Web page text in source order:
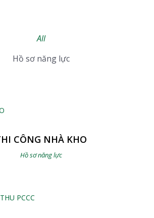
All
Hồ sơ năng lực
CÔNG NHÀ KHO
Hồ sơ năng lực